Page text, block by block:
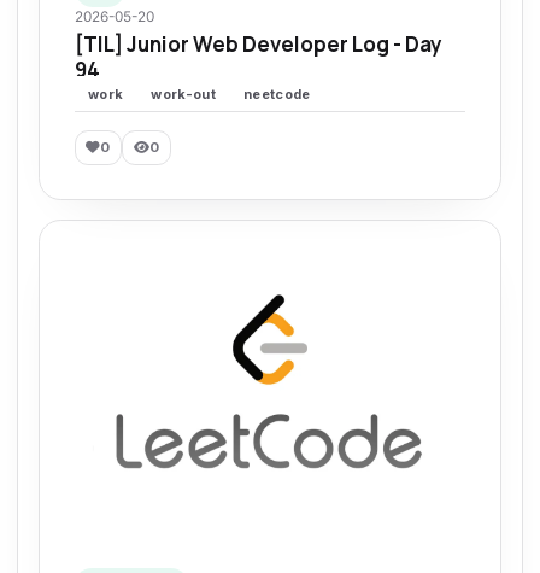
2026-05-20
[TIL] Junior Web Developer Log - Day
94
work work-out neetcode
0 0